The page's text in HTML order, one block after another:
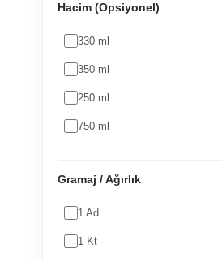
Hacim (Opsiyonel)
330 ml
350 ml
250 ml
750 ml
Gramaj / Ağırlık
1 Ad
1 Kt